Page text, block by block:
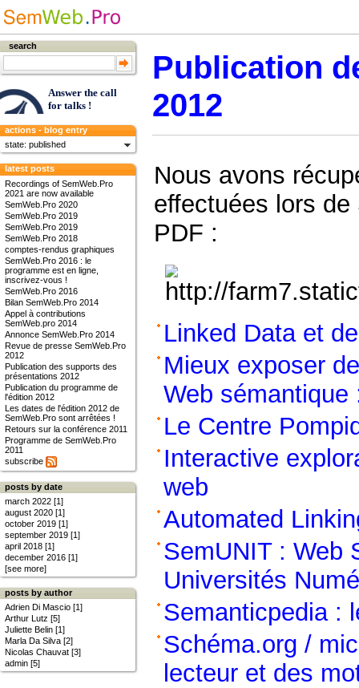
search
Answer the call
for talks !
actions - blog entry
state: published
latest posts
Recordings of SemWeb.Pro
2021 are now available
SemWeb.Pro 2020
SemWeb.Pro 2019
SemWeb.Pro 2019
SemWeb.Pro 2018
comptes-rendus graphiques
SemWeb.Pro 2016 : le
programme est en ligne,
inscrivez-vous !
SemWeb.Pro 2016
Bilan SemWeb.Pro 2014
Appel à contributions
SemWeb.pro 2014
Annonce SemWeb.Pro 2014
Revue de presse SemWeb.Pro
2012
Publication des supports des
présentations 2012
Publication du programme de
l'édition 2012
Les dates de l'édition 2012 de
SemWeb.Pro sont arrêtées !
Retours sur la conférence 2011
Programme de SemWeb.Pro
2011
subscribe
posts by date
march 2022 [1]
august 2020 [1]
october 2019 [1]
september 2019 [1]
april 2018 [1]
december 2016 [1]
[see more]
posts by author
Adrien Di Mascio [1]
Arthur Lutz [5]
Juliette Belin [1]
Marla Da Silva [2]
Nicolas Chauvat [3]
admin [5]
Publication
2012
Nous avons
effectuées lors
PDF :
Linked Data et
Mieux exposer
Web sémantique
Le Centre
Interactive
web
Automated
SemUNIT : Web
Universités
Semanticpedia :
Schéma.org /
lecteur et des